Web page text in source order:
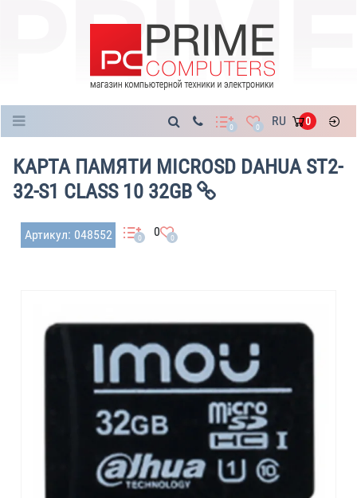
0 0 RU 0
КАРТА ПАМЯТИ MICROSD DAHUA ST2-
32-S1 CLASS 10 32GB
Артикул: 048552 0 0 0